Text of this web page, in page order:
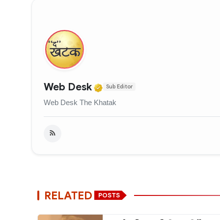
Web Desk Verified Media or
Sub Editor
Web Desk The Khatak
RELATED POSTS